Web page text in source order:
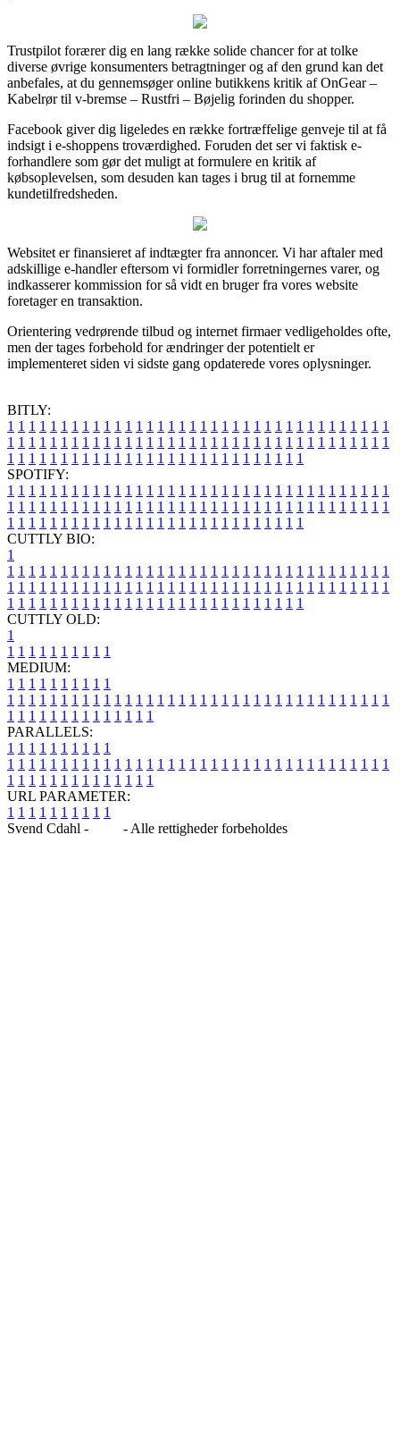
Trustpilot forærer dig en lang række solide chancer for at tolke
diverse øvrige konsumenters betragtninger og af den grund kan det
anbefales, at du gennemsøger online butikkens kritik af OnGear –
Kabelrør til v-bremse – Rustfri – Bøjelig forinden du shopper.
Facebook giver dig ligeledes en række fortræffelige genveje til at få
indsigt i e-shoppens troværdighed. Foruden det ser vi faktisk e-
forhandlere som gør det muligt at formulere en kritik af
købsoplevelsen, som desuden kan tages i brug til at fornemme
kundetilfredsheden.
Websitet er finansieret af indtægter fra annoncer. Vi har aftaler med
adskillige e-handler eftersom vi formidler forretningernes varer, og
indkasserer kommission for så vidt en bruger fra vores website
foretager en transaktion.
Orientering vedrørende tilbud og internet firmaer vedligeholdes ofte,
men der tages forbehold for ændringer der potentielt er
implementeret siden vi sidste gang opdaterede vores oplysninger.
BITLY:
1 1 1 1 1 1 1 1 1 1 1 1 1 1 1 1 1 1 1 1 1 1 1 1 1 1 1 1 1 1 1 1 1 1 1 1
1 1 1 1 1 1 1 1 1 1 1 1 1 1 1 1 1 1 1 1 1 1 1 1 1 1 1 1 1 1 1 1 1 1 1 1
1 1 1 1 1 1 1 1 1 1 1 1 1 1 1 1 1 1 1 1 1 1 1 1 1 1 1 1
SPOTIFY:
1 1 1 1 1 1 1 1 1 1 1 1 1 1 1 1 1 1 1 1 1 1 1 1 1 1 1 1 1 1 1 1 1 1 1 1
1 1 1 1 1 1 1 1 1 1 1 1 1 1 1 1 1 1 1 1 1 1 1 1 1 1 1 1 1 1 1 1 1 1 1 1
1 1 1 1 1 1 1 1 1 1 1 1 1 1 1 1 1 1 1 1 1 1 1 1 1 1 1 1
CUTTLY BIO:
1
1 1 1 1 1 1 1 1 1 1 1 1 1 1 1 1 1 1 1 1 1 1 1 1 1 1 1 1 1 1 1 1 1 1 1 1
1 1 1 1 1 1 1 1 1 1 1 1 1 1 1 1 1 1 1 1 1 1 1 1 1 1 1 1 1 1 1 1 1 1 1 1
1 1 1 1 1 1 1 1 1 1 1 1 1 1 1 1 1 1 1 1 1 1 1 1 1 1 1 1
CUTTLY OLD:
1
1 1 1 1 1 1 1 1 1 1
MEDIUM:
1 1 1 1 1 1 1 1 1 1
1 1 1 1 1 1 1 1 1 1 1 1 1 1 1 1 1 1 1 1 1 1 1 1 1 1 1 1 1 1 1 1 1 1 1 1
1 1 1 1 1 1 1 1 1 1 1 1 1 1
PARALLELS:
1 1 1 1 1 1 1 1 1 1
1 1 1 1 1 1 1 1 1 1 1 1 1 1 1 1 1 1 1 1 1 1 1 1 1 1 1 1 1 1 1 1 1 1 1 1
1 1 1 1 1 1 1 1 1 1 1 1 1 1
URL PARAMETER:
1 1 1 1 1 1 1 1 1 1
Svend Cdahl -
- Alle rettigheder forbeholdes